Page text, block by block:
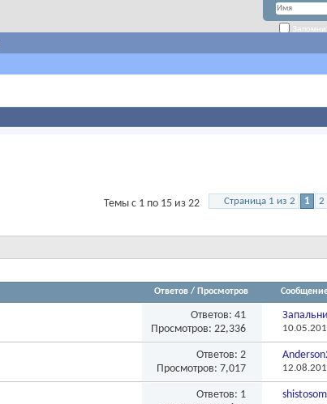
Страница 1 из 2 1 2
Темы с 1 по 15 из 22
Ответов / Просмотров
Ответов:41
Просмотров: 22,336
Ответов:2
Просмотров: 7,017
Ответов: 1